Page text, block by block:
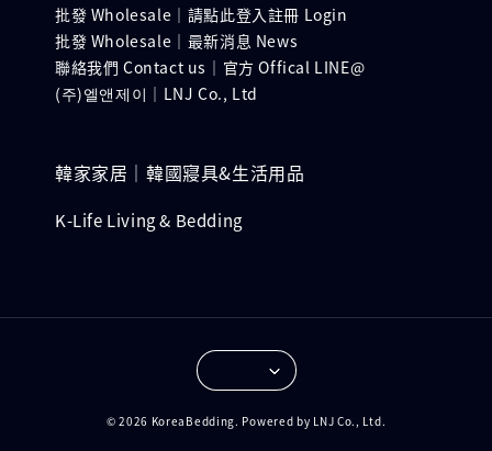
批發 Wholesale｜請點此登入註冊 Login
批發 Wholesale｜最新消息 News
聯絡我們 Contact us｜官方 Offical LINE@
(주)엘앤제이｜LNJ Co., Ltd
韓家家居｜韓國寢具&生活用品
K-Life Living & Bedding
© 2026 KoreaBedding. Powered by LNJ Co., Ltd.